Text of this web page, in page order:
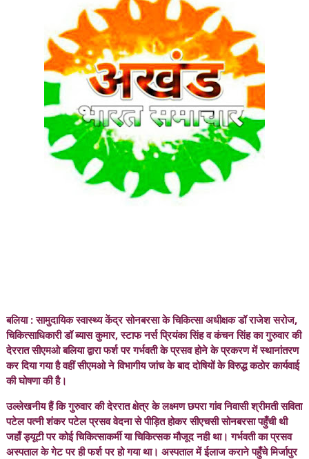
बलिया : सामुदायिक स्वास्थ्य केंद्र सोनबरसा के चिकित्सा अधीक्षक डॉ राजेश सरोज,
चिकित्साधिकारी डॉ ब्यास कुमार, स्टाफ नर्स प्रियंका सिंह व कंचन सिंह का गुरुवार की
देररात सीएमओ बलिया द्वारा फर्श पर गर्भवती के प्रसव होने के प्रकरण में स्थानांतरण
कर दिया गया है वहीं सीएमओ ने विभागीय जांच के बाद दोषियों के विरुद्ध कठोर कार्यवाई
की घोषणा की है।
उल्लेखनीय हैं कि गुरुवार की देररात क्षेत्र के लक्ष्मण छपरा गांव निवासी श्रीमती सविता
पटेल पत्नी शंकर पटेल प्रसव वेदना से पीड़ित होकर सीएचसी सोनबरसा पहुँची थी
जहाँ ड्यूटी पर कोई चिकित्साकर्मी या चिकित्सक मौजूद नही था। गर्भवती का प्रसव
अस्पताल के गेट पर ही फर्श पर हो गया था। अस्पताल में ईलाज कराने पहुँचे मिर्जापुर